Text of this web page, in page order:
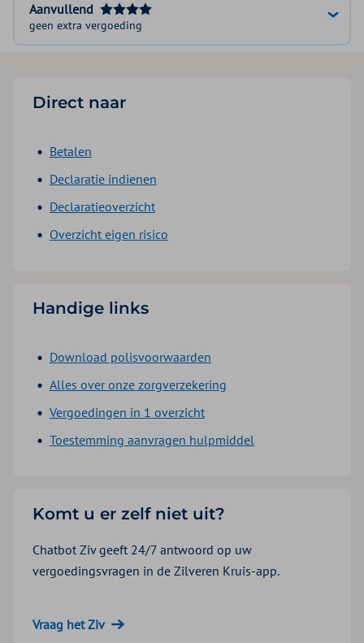
Aanvullend
geen extra vergoeding
Direct naar
Betalen
Declaratie indienen
Declaratieoverzicht
Overzicht eigen risico
Handige links
Download polisvoorwaarden
Alles over onze zorgverzekering
Vergoedingen in 1 overzicht
Toestemming aanvragen hulpmiddel
Komt u er zelf niet uit?
Chatbot Ziv geeft 24/7 antwoord op uw
vergoedingsvragen in de Zilveren Kruis-app.
Vraag het Ziv